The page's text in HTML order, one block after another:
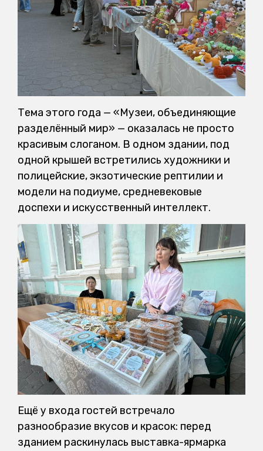
Тема этого года — «Музеи, объединяющие
разделённый мир» — оказалась не просто
красивым слоганом. В одном здании, под
одной крышей встретились художники и
полицейские, экзотические рептилии и
модели на подиуме, средневековые
доспехи и искусственный интеллект.
Ещё у входа гостей встречало
разнообразие вкусов и красок: перед
зданием раскинулась выставка-ярмарка